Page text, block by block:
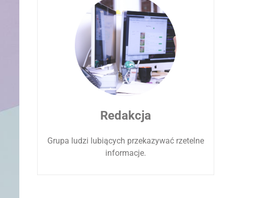
Redakcja
Grupa ludzi lubiących przekazywać rzetelne
informacje.